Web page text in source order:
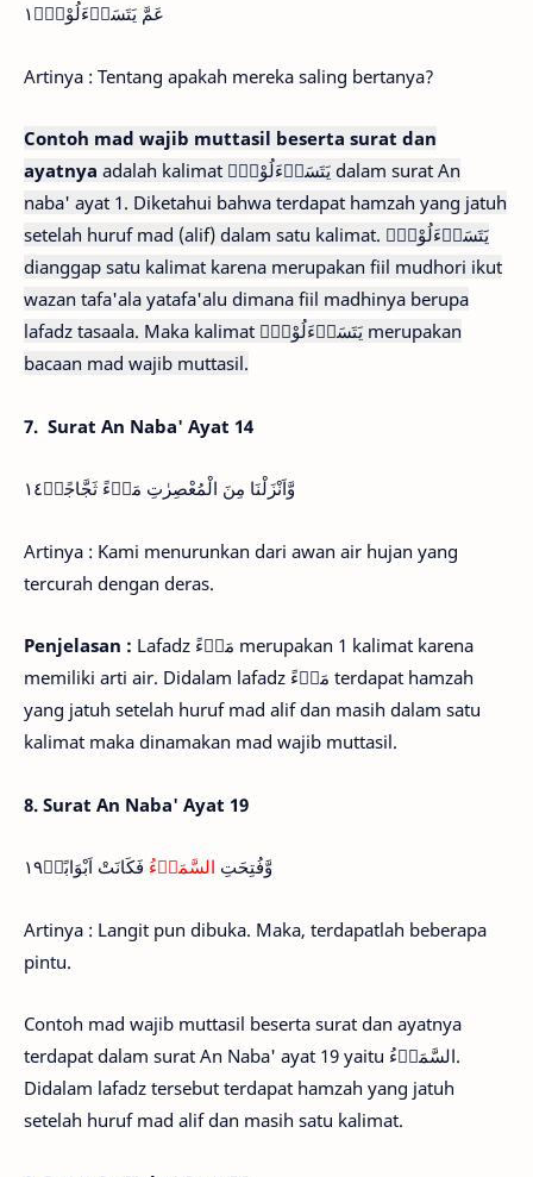
عَمَّ يَتَسَاۤءَلُوْنَۚ١
Artinya : Tentang apakah mereka saling bertanya?
Contoh mad wajib muttasil beserta surat dan
ayatnya adalah kalimat يَتَسَاۤءَلُوْنَۚ dalam surat An
naba' ayat 1. Diketahui bahwa terdapat hamzah yang jatuh
setelah huruf mad (alif) dalam satu kalimat. يَتَسَاۤءَلُوْنَۚ
dianggap satu kalimat karena merupakan fiil mudhori ikut
wazan tafa'ala yatafa'alu dimana fiil madhinya berupa
lafadz tasaala. Maka kalimat يَتَسَاۤءَلُوْنَۚ merupakan
bacaan mad wajib muttasil.
7. Surat An Naba' Ayat 14
وَّاَنْزَلْنَا مِنَ الْمُعْصِرٰتِ مَاۤءً ثَجَّاجًاۙ١٤
Artinya : Kami menurunkan dari awan air hujan yang
tercurah dengan deras.
Penjelasan : Lafadz مَاۤءً merupakan 1 kalimat karena
memiliki arti air. Didalam lafadz مَاۤءً terdapat hamzah
yang jatuh setelah huruf mad alif dan masih dalam satu
kalimat maka dinamakan mad wajib muttasil.
8. Surat An Naba' Ayat 19
وَّفُتِحَتِ السَّمَاۤءُ فَكَانَتْ اَبْوَابًاۙ١٩
Artinya : Langit pun dibuka. Maka, terdapatlah beberapa
pintu.
Contoh mad wajib muttasil beserta surat dan ayatnya
terdapat dalam surat An Naba' ayat 19 yaitu السَّمَاۤءُ.
Didalam lafadz tersebut terdapat hamzah yang jatuh
setelah huruf mad alif dan masih satu kalimat.